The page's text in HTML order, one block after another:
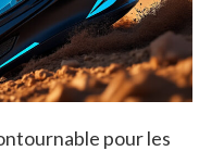
pour les